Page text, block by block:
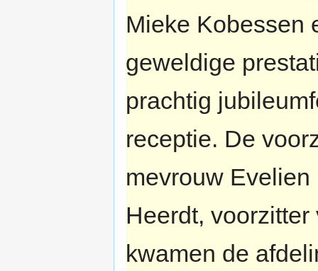
Mieke Kobessen
geweldige
prachtig
receptie. De
mevrouw
Heerdt,
kwamen de